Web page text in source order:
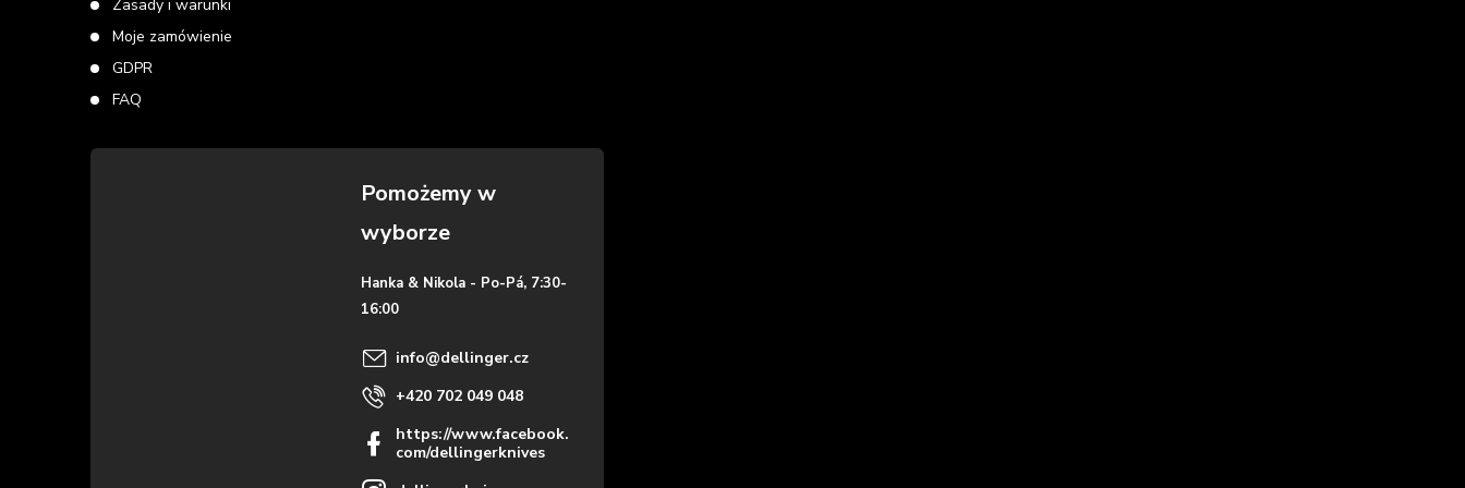
Zasady i warunki
Moje zamówienie
GDPR
FAQ
Hanka & Nikola - Po-Pá, 7:30-
16:00
info@dellinger.cz
+420 702 049 048
https://www.facebook.
com/dellingerknives